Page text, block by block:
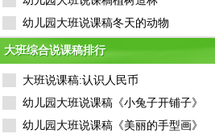
幼儿园大班说课稿冬天的动物
大班综合说课稿排行
大班综合说课稿排行
大班说课稿:认识人民币
幼儿园大班说课稿《小兔子开铺子》
幼儿园大班说课稿《美丽的手型画》